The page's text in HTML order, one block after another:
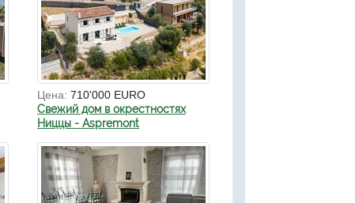
Цена: 710'000 EURO
Свежий дом в окрестностях
Ниццы - Aspremont